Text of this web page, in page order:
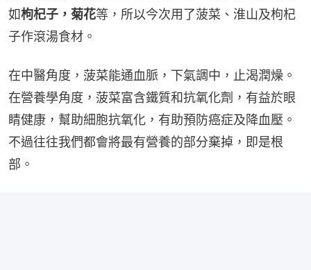
如枸杞子，菊花等，所以今次用了菠菜、淮山及枸杞
子作滾湯食材。
在中醫角度，菠菜能通血脈，下氣調中，止渴潤燥。
在營養學角度，菠菜富含鐵質和抗氧化劑，有益於眼
睛健康，幫助細胞抗氧化，有助預防癌症及降血壓。
不過往往我們都會將最有營養的部分棄掉，即是根
部。